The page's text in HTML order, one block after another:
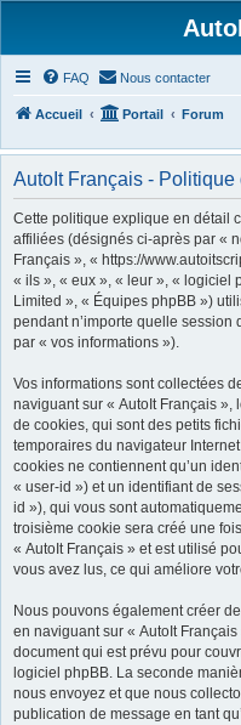
FAQ Nous contacter
Accueil Portail Forum
AutoIt Français -
Cette politique explique en détail
affiliées (désignés ci-après par «
Français », « https://
« ils », « eux », « leur », « logiciel
Limited », « Équipes phpBB »)
pendant n’importe quelle session
par « vos informations »).
Vos informations sont collectées
naviguant sur « AutoIt Français
de cookies, qui sont des petits
temporaires du navigateur
cookies ne contiennent qu’un
« user-id ») et un identifiant de
id »), qui vous sont
troisième cookie sera créé une
« AutoIt Français » et est utilisé
vous avez lus, ce qui améliore
Nous pouvons également créer
en naviguant sur « AutoIt
document qui est prévu pour
logiciel phpBB. La seconde
nous envoyez et que nous
publication de message en tant